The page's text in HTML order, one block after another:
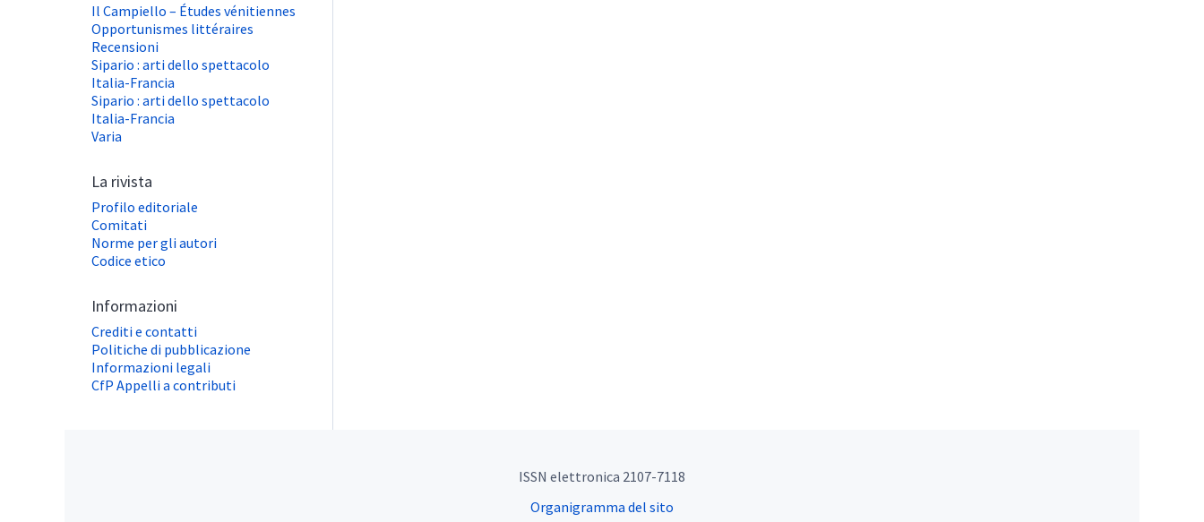
Il Campiello – Études vénitiennes
Opportunismes littéraires
Recensioni
Sipario : arti dello spettacolo
Italia-Francia
Sipario : arti dello spettacolo
Italia-Francia
Varia
La rivista
Profilo editoriale
Comitati
Norme per gli autori
Codice etico
Informazioni
Crediti e contatti
Politiche di pubblicazione
Informazioni legali
CfP Appelli a contributi
ISSN elettronica 2107-7118
Organigramma del sito